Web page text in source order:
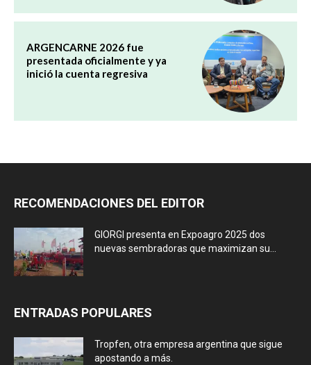
ARGENCARNE 2026 fue
presentada oficialmente y ya
inició la cuenta regresiva
RECOMENDACIONES DEL EDITOR
GIORGI presenta en Expoagro 2025 dos
nuevas sembradoras que maximizan su...
ENTRADAS POPULARES
Tropfen, otra empresa argentina que sigue
apostando a más.